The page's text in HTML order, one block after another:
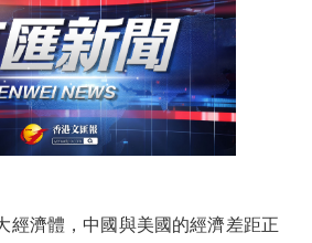
濟體，中國與美國的經濟差距正